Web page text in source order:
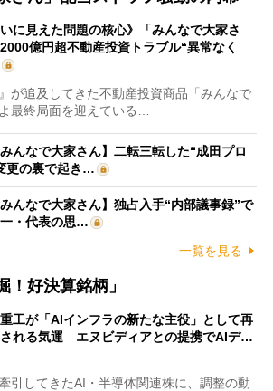
いに見えた問題の核心》「みんなで大家さ
億円超不動産投資トラブル“異常なく
が追及してきた不動産投資商品「みんなで
最終局面を迎えている…
んなで大家さん】二転三転した“成田プロ
更の裏で起き…
みんなで大家さん】独占入手“内部議事録”で
・代表の思…
一覧を見る
！好決算銘柄」
工が「AIインフラの新たな主役」として再
れる気運 エヌビディアとの提携でAIデ…
引してきたAI・半導体関連株に、調整の動